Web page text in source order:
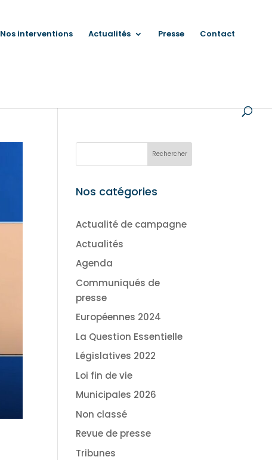
Nos interventions Actualités Presse Contact
Nos catégories
Actualité de campagne
Actualités
Agenda
Communiqués de
presse
Européennes 2024
La Question Essentielle
Législatives 2022
Loi fin de vie
Municipales 2026
Non classé
Revue de presse
Tribunes